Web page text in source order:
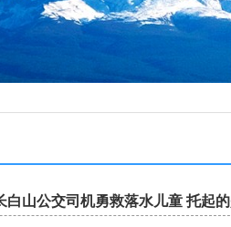
白山公交司机勇救落水儿童 托起